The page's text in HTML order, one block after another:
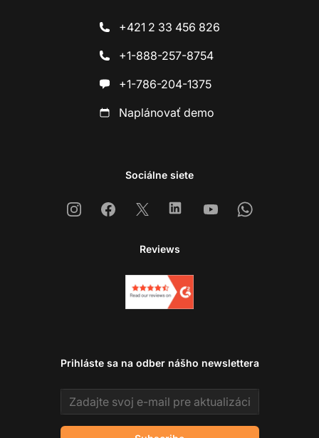
+421 2 33 456 826
+1-888-257-8754
+1-786-204-1375
Naplánovať demo
Sociálne siete
InstagramFacebook
X LinkedinYoutubeWhatsapp
Reviews
Prihláste sa na odber nášho newslettera
Email address